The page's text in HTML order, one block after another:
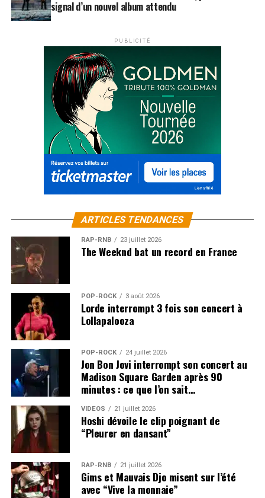
signal d’un nouvel album attendu
PUBLICITÉ
ARTICLES TENDANCES
RAP-RNB 23 juillet 2026
The Weeknd bat un record en France
POP-ROCK 3 août 2026
Lorde interrompt 3 fois son concert à
Lollapalooza
POP-ROCK 24 juillet 2026
Jon Bon Jovi interrompt son concert au
Madison Square Garden après 90
minutes : ce que l’on sait…
VIDEOS 21 juillet 2026
Hoshi dévoile le clip poignant de
“Pleurer en dansant”
RAP-RNB 21 juillet 2026
Gims et Mauvais Djo misent sur l’été
avec “Vive la monnaie”